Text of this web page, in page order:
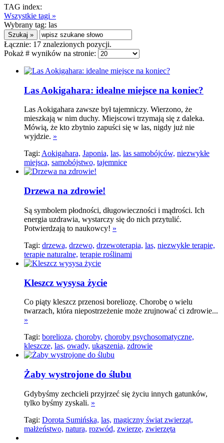
TAG index:
Wszystkie tagi »
Wybrany tag: las
Łącznie: 17 znalezionych pozycji.
Pokaż # wyników na stronie:
Las Aokigahara: idealne miejsce na koniec?
Las Aokigahara zawsze był tajemniczy. Wierzono, że
mieszkają w nim duchy. Miejscowi trzymają się z daleka.
Mówią, że kto zbytnio zapuści się w las, nigdy już nie
wyjdzie. »
Tagi: Aokigahara, Japonia, las, las samobójców, niezwykłe
miejsca, samobójstwo, tajemnice
Drzewa na zdrowie!
Są symbolem płodności, długowieczności i mądrości. Ich
energia uzdrawia, wystarczy się do nich przytulić.
Potwierdzają to naukowcy! »
Tagi: drzewa, drzewo, drzewoterapia, las, niezwykłe terapie,
terapie naturalne, terapie roślinami
Kleszcz wysysa życie
Co piąty kleszcz przenosi boreliozę. Chorobę o wielu
twarzach, która niepostrzeżenie może zrujnować ci zdrowie...
»
Tagi: borelioza, choroby, choroby psychosomatyczne,
kleszcze, las, owady, ukąszenia, zdrowie
Żaby wystrojone do ślubu
Gdybyśmy zechcieli przyjrzeć się życiu innych gatunków,
tylko byśmy zyskali. »
Tagi: Dorota Sumińska, las, magiczny świat zwierząt,
małżeństwo, natura, rozwód, zwierzę, zwierzęta